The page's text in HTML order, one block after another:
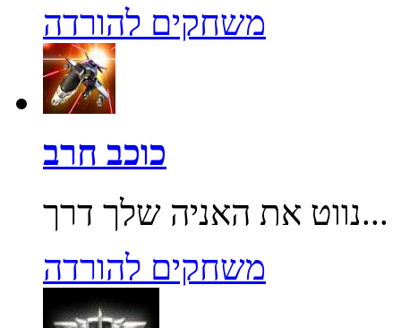
משחקים להורדה
כוכב חרב
נווט את האניה שלך דרך...
משחקים להורדה